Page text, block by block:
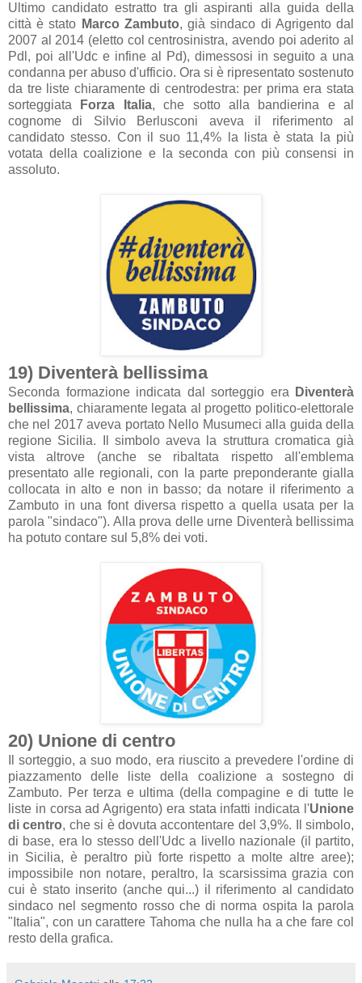
Ultimo candidato estratto tra gli aspiranti alla guida della
città è stato Marco Zambuto, già sindaco di Agrigento dal
2007 al 2014 (eletto col centrosinistra, avendo poi aderito al
Pdl, poi all'Udc e infine al Pd), dimessosi in seguito a una
condanna per abuso d'ufficio. Ora si è ripresentato sostenuto
da tre liste chiaramente di centrodestra: per prima era stata
sorteggiata
Forza Italia, che sotto alla bandierina e al
cognome di Silvio Berlusconi aveva il riferimento al
candidato stesso. Con il suo 11,4% la lista è stata la più
votata della coalizione e la seconda con più consensi in
assoluto.
19) Diventerà bellissima
Seconda formazione indicata dal sorteggio era
Diventerà
bellissima, chiaramente legata al progetto politico-elettorale
che nel 2017 aveva portato Nello Musumeci alla guida della
regione Sicilia. Il simbolo aveva la struttura cromatica già
vista altrove (anche se ribaltata rispetto all'emblema
presentato alle regionali, con la parte preponderante gialla
collocata in alto e non in basso; da notare il riferimento a
Zambuto in una font diversa rispetto a quella usata per la
parola "sindaco"). Alla prova delle urne Diventerà bellissima
ha potuto contare sul 5,8% dei voti.
20) Unione di centro
Il sorteggio, a suo modo, era riuscito a prevedere l'ordine di
piazzamento delle liste della coalizione a sostegno di
Zambuto. Per terza e ultima (della compagine e di tutte le
liste in corsa ad Agrigento) era stata infatti indicata l'Unione
di centro, che si è dovuta accontentare del 3,9%. Il simbolo,
di base, era lo stesso dell'Udc a livello nazionale (il partito,
in Sicilia, è peraltro più forte rispetto a molte altre aree);
impossibile non notare, peraltro, la scarsissima grazia con
cui è stato inserito (anche qui...) il riferimento al candidato
sindaco nel segmento rosso che di norma ospita la parola
"Italia", con un carattere Tahoma che nulla ha a che fare col
resto della grafica.